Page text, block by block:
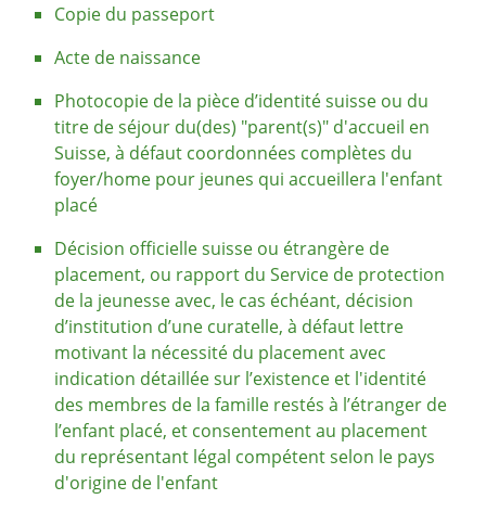
Copie du passeport
Acte de naissance
Photocopie de la pièce d’identité suisse ou du
titre de séjour du(des) "parent(s)" d'accueil en
Suisse, à défaut coordonnées complètes du
foyer/home pour jeunes qui accueillera l'enfant
placé
Décision officielle suisse ou étrangère de
placement, ou rapport du Service de protection
de la jeunesse avec, le cas échéant, décision
d’institution d’une cura­telle, à défaut lettre
motivant la nécessité du placement avec
indication détaillée sur l’existence et l'identité
des membres de la famille restés à l’étranger de
l’enfant placé, et consentement au placement
du représentant légal compétent selon le pays
d'origine de l'enfant